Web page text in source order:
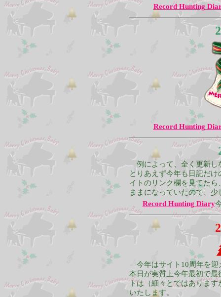
Record Hunting
Record Hunting
例によって、全く更新し
とりあえず今年も日記だ
イトのリンク欄を見てた
ままになっていたので、
Record Hunting Diary
今年はサイト10周年を迎
本日が実質上今年最初で
トは（細々とではありま
いたします。